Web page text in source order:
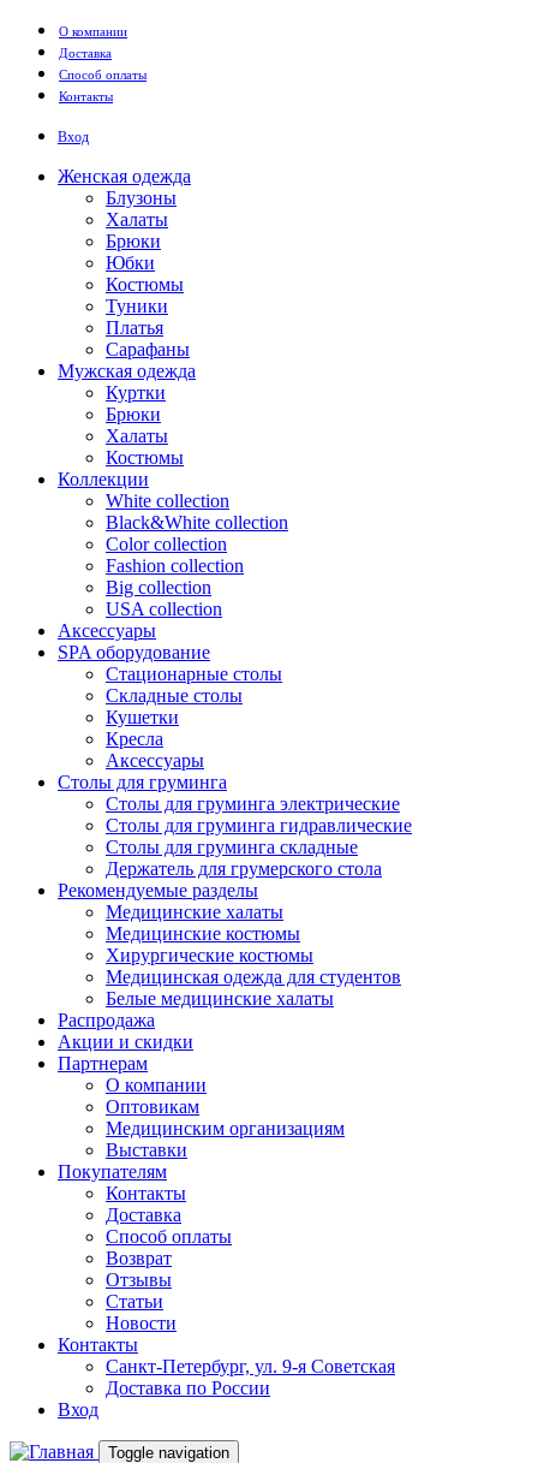
Перейти к основному содержанию
О компании
Доставка
Способ оплаты
Контакты
Вход
Женская одежда
Блузоны
Халаты
Брюки
Юбки
Костюмы
Туники
Платья
Сарафаны
Мужская одежда
Куртки
Брюки
Халаты
Костюмы
Коллекции
White collection
Black&White collection
Color collection
Fashion collection
Big collection
USA collection
Аксессуары
SPA оборудование
Стационарные столы
Складные столы
Кушетки
Кресла
Аксессуары
Столы для груминга
Столы для груминга электрические
Столы для груминга гидравлические
Столы для груминга складные
Держатель для грумерского стола
Рекомендуемые разделы
Медицинские халаты
Медицинские костюмы
Хирургические костюмы
Медицинская одежда для студентов
Белые медицинские халаты
Распродажа
Акции и скидки
Партнерам
О компании
Оптовикам
Медицинским организациям
Выставки
Покупателям
Контакты
Доставка
Способ оплаты
Возврат
Отзывы
Статьи
Новости
Контакты
Санкт-Петербург, ул. 9-я Советская
Доставка по России
Вход
Toggle navigation